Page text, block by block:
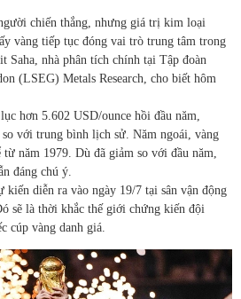
chiến thắng, nhưng giá trị kim loại
vàng tiếp tục đóng vai trò trung tâm trong
Saha, nhà phân tích chính tại Tập đoàn
(LSEG) Metals Research, cho biết hôm
hơn 5.602 USD/ounce hồi đầu năm,
với trung bình lịch sử. Năm ngoái, vàng
năm 1979. Dù đã giảm so với đầu năm,
đáng chú ý.
diễn ra vào ngày 19/7 tại sân vận động
sẽ là thời khắc thế giới chứng kiến đội
cúp vàng danh giá.